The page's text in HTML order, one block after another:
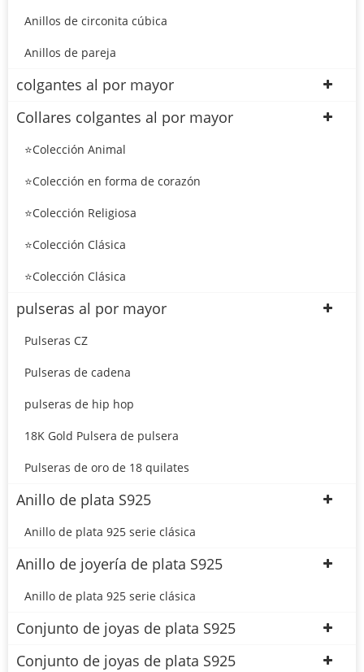
Anillos de circonita cúbica
Anillos de pareja
colgantes al por mayor
Collares colgantes al por mayor
⭐Colección Animal
⭐Colección en forma de corazón
⭐Colección Religiosa
⭐Colección Clásica
⭐Colección Clásica
pulseras al por mayor
Pulseras CZ
Pulseras de cadena
pulseras de hip hop
18K Gold Pulsera de pulsera
Pulseras de oro de 18 quilates
Anillo de plata S925
Anillo de plata 925 serie clásica
Anillo de joyería de plata S925
Anillo de plata 925 serie clásica
Conjunto de joyas de plata S925
Conjunto de joyas de plata S925